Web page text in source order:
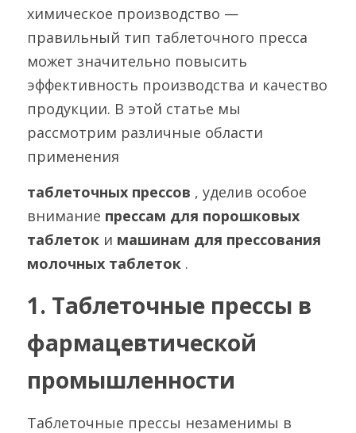
ПРОЦЕССОР С ЖИДКИМ СЛОЕМ
МАШИНА ДЛЯ НАПОЛНЕНИЯ
ПОКРЫТИЕ
МАШИНА ДЛЯ ДЕМОНТАЖА
Español
химическое производство —
правильный тип таблеточного пресса
может значительно повысить
эффективность производства и качество
продукции. В этой статье мы
рассмотрим различные области
применения
таблеточных прессов , уделив особое
внимание прессам для порошковых
таблеток и машинам для прессования
молочных таблеток .
1. Таблеточные прессы в
фармацевтической
промышленности
Таблеточные прессы незаменимы в